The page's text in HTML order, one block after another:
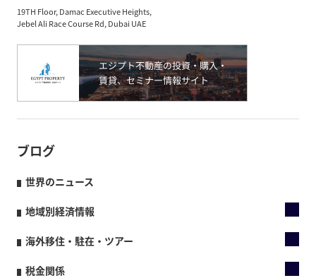
19TH Floor, Damac Executive Heights,
Jebel Ali Race Course Rd, Dubai UAE
ブログ
世界のニュース
地域別経済情報
海外移住・駐在・ツアー
税金関係